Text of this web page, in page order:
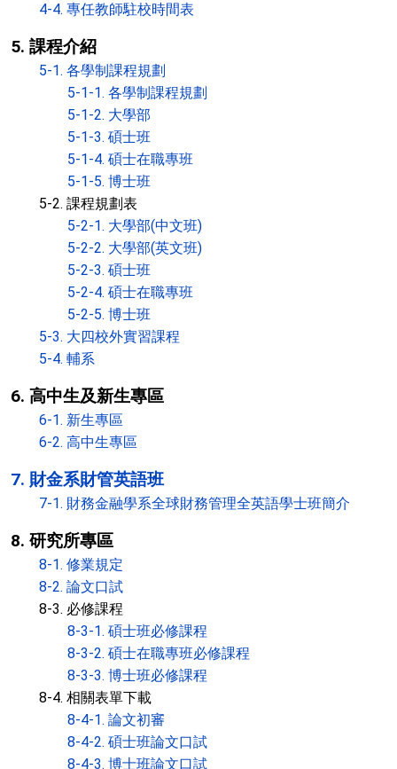
4-4. 專任教師駐校時間表
5. 課程介紹
5-1. 各學制課程規劃
5-1-1. 各學制課程規劃
5-1-2. 大學部
5-1-3. 碩士班
5-1-4. 碩士在職專班
5-1-5. 博士班
5-2. 課程規劃表
5-2-1. 大學部(中文班)
5-2-2. 大學部(英文班)
5-2-3. 碩士班
5-2-4. 碩士在職專班
5-2-5. 博士班
5-3. 大四校外實習課程
5-4. 輔系
6. 高中生及新生專區
6-1. 新生專區
6-2. 高中生專區
7. 財金系財管英語班
7-1. 財務金融學系全球財務管理全英語學士班簡介
8. 研究所專區
8-1. 修業規定
8-2. 論文口試
8-3. 必修課程
8-3-1. 碩士班必修課程
8-3-2. 碩士在職專班必修課程
8-3-3. 博士班必修課程
8-4. 相關表單下載
8-4-1. 論文初審
8-4-2. 碩士班論文口試
8-4-3. 博士班論文口試